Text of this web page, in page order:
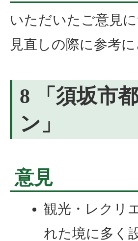
いただいたご意見
見直しの際に参考
8 「須坂市
ン」
意見
観光・レクリ
れた境に多く